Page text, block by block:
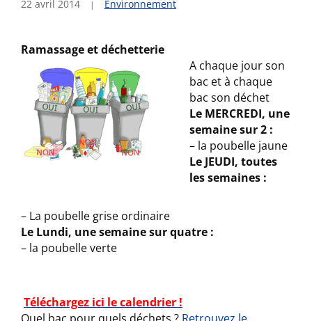
22 avril 2014 Environnement
Ramassage et déchetterie
A chaque jour son
bac et à chaque
bac son déchet
Le MERCREDI, une
semaine sur 2 :
– la poubelle jaune
Le JEUDI, toutes
les semaines :
– La poubelle grise ordinaire
Le Lundi, une semaine sur quatre :
– la poubelle verte
Téléchargez ici le calendrier !